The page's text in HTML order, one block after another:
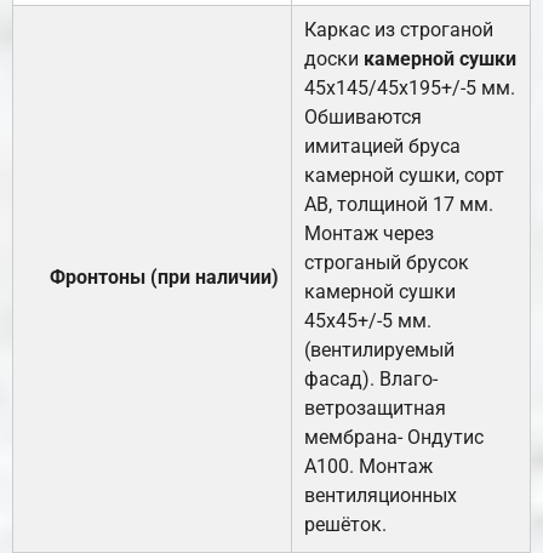
Фронтоны (при наличии)
Каркас из строганой
доски камерной сушки
45х145/45х195+/-5 мм.
Обшиваются
имитацией бруса
камерной сушки, сорт
АВ, толщиной 17 мм.
Монтаж через
строганый брусок
камерной сушки
45х45+/-5 мм.
(вентилируемый
фасад). Влаго-
ветрозащитная
мембрана- Ондутис
А100. Монтаж
вентиляционных
решёток.